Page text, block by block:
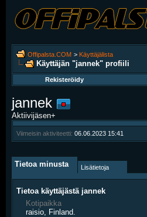
Offipalsta.COM > Käyttäjälista
Käyttäjän "jannek" profiili
Rekisteröidy
jannek
Aktiivijäsen+
Viimeisin aktiviteetti: 06.06.2023 15:41
Tietoa minusta Lisätietoja
Tietoa käyttäjästä jannek
Kotipaikka
raisio, Finland.